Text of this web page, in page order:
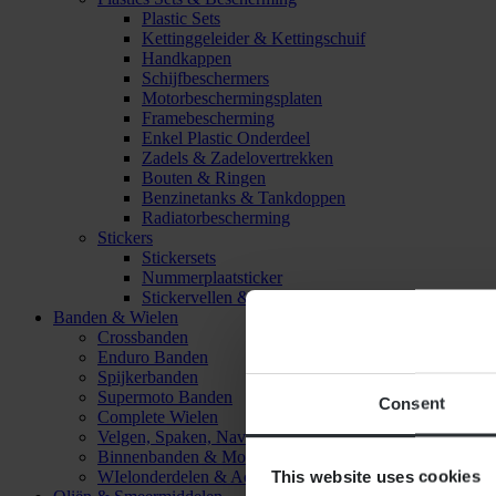
Consent
This website uses cookies
Plastic Sets
Kettinggeleider & Kettingschuif
Handkappen
Schijfbeschermers
Motorbeschermingsplaten
Framebescherming
Enkel Plastic Onderdeel
Zadels & Zadelovertrekken
Bouten & Ringen
Benzinetanks & Tankdoppen
Radiatorbescherming
Stickers
Stickersets
Nummerplaatsticker
Stickervellen & Stickers
Banden & Wielen
Crossbanden
Enduro Banden
Spijkerbanden
Supermoto Banden
Complete Wielen
Velgen, Spaken, Naven & Lagers
Binnenbanden & Mousses
WIelonderdelen & Accessoires